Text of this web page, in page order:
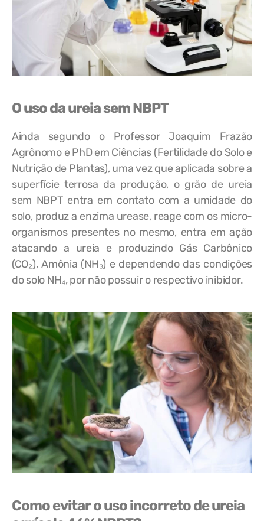
O uso da ureia sem NBPT
Ainda segundo o Professor Joaquim Frazão
Agrônomo e PhD em Ciências (Fertilidade do Solo e
Nutrição de Plantas), uma vez que aplicada sobre a
superfície terrosa da produção, o grão de ureia
sem NBPT entra em contato com a umidade do
solo, produz a enzima urease, reage com os micro-
organismos presentes no mesmo, entra em ação
atacando a ureia e produzindo Gás Carbônico
(CO₂), Amônia (NH₃) e dependendo das condições
do solo NH₄, por não possuir o respectivo inibidor.
Como evitar o uso incorreto de ureia